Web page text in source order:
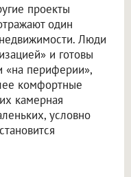
проекты
один
Люди
и готовы
«на периферии»,
комфортные
камерная
условно